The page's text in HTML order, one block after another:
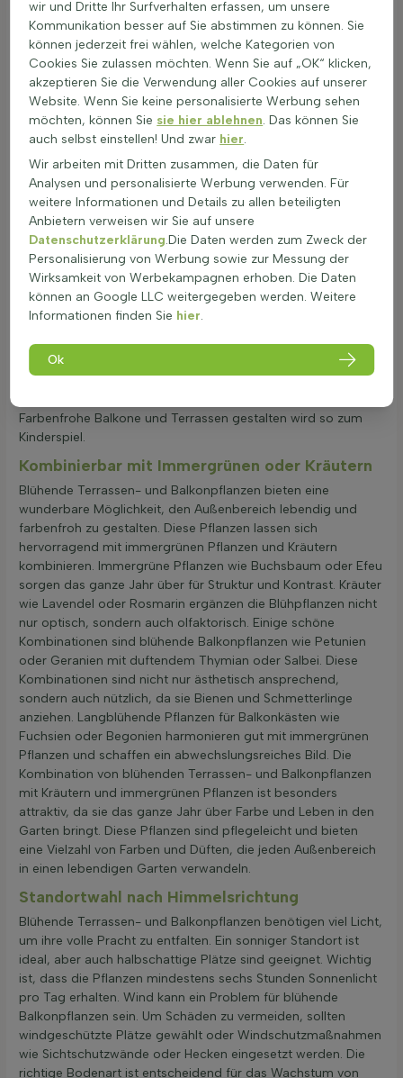
Diese Pflanzen bieten nicht nur visuelle Highlights, sondern
ziehen auch Bienen und Schmetterlinge an, was sie zu einer
ökologischen Bereicherung macht. Hier sind einige
Möglichkeiten, wie blühende Terrassen- und Balkonpflanzen
eingesetzt werden können:
Blühpflanzen für Töpfe: Perfekt für kleine Räume, um
lebendige Gärten zu schaffen.
Langblühende Pflanzen für Balkonkästen: Sorgen für
anhaltende Farbenpracht.
Bienenfreundliche Blütenpflanzen für Terrasse:
Unterstützen die lokale Insektenwelt.
Farbenfrohe Topfpflanzen: Ideal für Schnittgärten und
lebendige Gärten.
Mehrjährige Blüher für Terrassengenuss: Langlebige
Optionen für dauerhafte Schönheit.
Blühende Terrassen- und Balkonpflanzen kaufen ist eine
großartige Möglichkeit, um den Außenbereich zu verschönern
und gleichzeitig einen Beitrag zur Umwelt zu leisten. Diese
Pflanzen sind nicht nur dekorativ, sondern auch funktional,
Farbenfrohe Balkone und Terrassen gestalten wird so zum
Kinderspiel.
Kombinierbar mit Immergrünen oder Kräutern
Blühende Terrassen- und Balkonpflanzen bieten eine
wunderbare Möglichkeit, den Außenbereich lebendig und
farbenfroh zu gestalten. Diese Pflanzen lassen sich
hervorragend mit immergrünen Pflanzen und Kräutern
kombinieren. Immergrüne Pflanzen wie Buchsbaum oder Efeu
sorgen das ganze Jahr über für Struktur und Kontrast. Kräuter
wie Lavendel oder Rosmarin ergänzen die Blühpflanzen nicht
nur optisch, sondern auch olfaktorisch. Einige schöne
Kombinationen sind blühende Balkonpflanzen wie Petunien
oder Geranien mit duftendem Thymian oder Salbei. Diese
Kombinationen sind nicht nur ästhetisch ansprechend,
sondern auch nützlich, da sie Bienen und Schmetterlinge
anziehen. Langblühende Pflanzen für Balkonkästen wie
Fuchsien oder Begonien harmonieren gut mit immergrünen
Pflanzen und schaffen ein abwechslungsreiches Bild. Die
Kombination von blühenden Terrassen- und Balkonpflanzen
mit Kräutern und immergrünen Pflanzen ist besonders
attraktiv, da sie das ganze Jahr über Farbe und Leben in den
Garten bringt. Diese Pflanzen sind pflegeleicht und bieten
eine Vielzahl von Farben und Düften, die jeden Außenbereich
in einen lebendigen Garten verwandeln.
Standortwahl nach Himmelsrichtung
Blühende Terrassen- und Balkonpflanzen benötigen viel Licht,
um ihre volle Pracht zu entfalten. Ein sonniger Standort ist
ideal, aber auch halbschattige Plätze sind geeignet. Wichtig
ist, dass die Pflanzen mindestens sechs Stunden Sonnenlicht
pro Tag erhalten. Wind kann ein Problem für blühende
Balkonpflanzen sein. Um Schäden zu vermeiden, sollten
windgeschützte Plätze gewählt oder Windschutzmaßnahmen
wie Sichtschutzwände oder Hecken eingesetzt werden. Die
richtige Bodenart ist entscheidend für das Wachstum von
wir und Dritte Ihr Surfverhalten erfassen, um unsere
Kommunikation besser auf Sie abstimmen zu können. Sie
können jederzeit frei wählen, welche Kategorien von
Cookies Sie zulassen möchten. Wenn Sie auf „OK“ klicken,
akzeptieren Sie die Verwendung aller Cookies auf unserer
Website. Wenn Sie keine personalisierte Werbung sehen
möchten, können Sie sie hier ablehnen. Das können Sie
auch selbst einstellen! Und zwar hier.
Wir arbeiten mit Dritten zusammen, die Daten für
Analysen und personalisierte Werbung verwenden. Für
weitere Informationen und Details zu allen beteiligten
Anbietern verweisen wir Sie auf unsere
Datenschutzerklärung.Die Daten werden zum Zweck der
Personalisierung von Werbung sowie zur Messung der
Wirksamkeit von Werbekampagnen erhoben. Die Daten
können an Google LLC weitergegeben werden. Weitere
Informationen finden Sie hier.
Ok